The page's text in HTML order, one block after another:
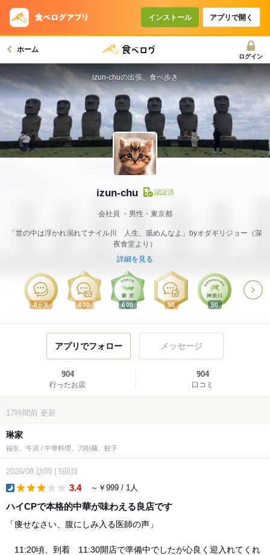
インストール アプリで開く
ホーム
ログイン
izun-chu 認証済
会社員 男性・東京都
「世の中は浮かれ溺れてナイル川 人生、舐めんなよ」byオダギリジョー（深
夜食堂より）
詳細を見る
8か月 800 600 50 50
izun-chuの出張、食べ歩き
アプリでフォロー メッセージ
904
行ったお店
904
口コミ
17時間前 更新
琳家
福生、牛浜 / 中華料理、刀削麺、餃子
2026/08 訪問 5回目
3.4 ～￥999 / 1人
ハイCPで本格的中華が味わえる良店です
「痩せなさい、腹にしみ入る医師の声」
11:20頃、到着 11:30開店で準備中でしたが心良く迎入れてくれ